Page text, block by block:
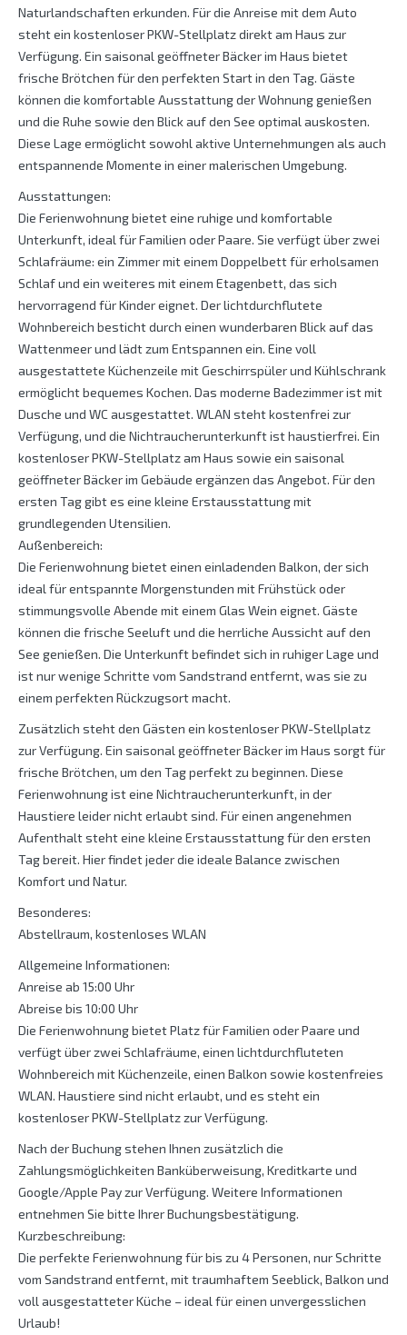
Naturlandschaften erkunden. Für die Anreise mit dem Auto
steht ein kostenloser PKW-Stellplatz direkt am Haus zur
Verfügung. Ein saisonal geöffneter Bäcker im Haus bietet
frische Brötchen für den perfekten Start in den Tag. Gäste
können die komfortable Ausstattung der Wohnung genießen
und die Ruhe sowie den Blick auf den See optimal auskosten.
Diese Lage ermöglicht sowohl aktive Unternehmungen als auch
entspannende Momente in einer malerischen Umgebung.
Ausstattungen:
Die Ferienwohnung bietet eine ruhige und komfortable
Unterkunft, ideal für Familien oder Paare. Sie verfügt über zwei
Schlafräume: ein Zimmer mit einem Doppelbett für erholsamen
Schlaf und ein weiteres mit einem Etagenbett, das sich
hervorragend für Kinder eignet. Der lichtdurchflutete
Wohnbereich besticht durch einen wunderbaren Blick auf das
Wattenmeer und lädt zum Entspannen ein. Eine voll
ausgestattete Küchenzeile mit Geschirrspüler und Kühlschrank
ermöglicht bequemes Kochen. Das moderne Badezimmer ist mit
Dusche und WC ausgestattet. WLAN steht kostenfrei zur
Verfügung, und die Nichtraucherunterkunft ist haustierfrei. Ein
kostenloser PKW-Stellplatz am Haus sowie ein saisonal
geöffneter Bäcker im Gebäude ergänzen das Angebot. Für den
ersten Tag gibt es eine kleine Erstausstattung mit
grundlegenden Utensilien.
Außenbereich:
Die Ferienwohnung bietet einen einladenden Balkon, der sich
ideal für entspannte Morgenstunden mit Frühstück oder
stimmungsvolle Abende mit einem Glas Wein eignet. Gäste
können die frische Seeluft und die herrliche Aussicht auf den
See genießen. Die Unterkunft befindet sich in ruhiger Lage und
ist nur wenige Schritte vom Sandstrand entfernt, was sie zu
einem perfekten Rückzugsort macht.
Zusätzlich steht den Gästen ein kostenloser PKW-Stellplatz
zur Verfügung. Ein saisonal geöffneter Bäcker im Haus sorgt für
frische Brötchen, um den Tag perfekt zu beginnen. Diese
Ferienwohnung ist eine Nichtraucherunterkunft, in der
Haustiere leider nicht erlaubt sind. Für einen angenehmen
Aufenthalt steht eine kleine Erstausstattung für den ersten
Tag bereit. Hier findet jeder die ideale Balance zwischen
Komfort und Natur.
Besonderes:
Abstellraum, kostenloses WLAN
Allgemeine Informationen:
Anreise ab 15:00 Uhr
Abreise bis 10:00 Uhr
Die Ferienwohnung bietet Platz für Familien oder Paare und
verfügt über zwei Schlafräume, einen lichtdurchfluteten
Wohnbereich mit Küchenzeile, einen Balkon sowie kostenfreies
WLAN. Haustiere sind nicht erlaubt, und es steht ein
kostenloser PKW-Stellplatz zur Verfügung.
Nach der Buchung stehen Ihnen zusätzlich die
Zahlungsmöglichkeiten Banküberweisung, Kreditkarte und
Google/Apple Pay zur Verfügung. Weitere Informationen
entnehmen Sie bitte Ihrer Buchungsbestätigung.
Kurzbeschreibung:
Die perfekte Ferienwohnung für bis zu 4 Personen, nur Schritte
vom Sandstrand entfernt, mit traumhaftem Seeblick, Balkon und
voll ausgestatteter Küche – ideal für einen unvergesslichen
Urlaub!